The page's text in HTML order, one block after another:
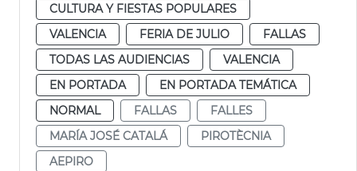
CULTURA Y FIESTAS POPULARES
VALENCIA
FERIA DE JULIO
FALLAS
TODAS LAS AUDIENCIAS
VALENCIA
EN PORTADA
EN PORTADA TEMÁTICA
NORMAL
FALLAS
FALLES
MARÍA JOSÉ CATALÁ
PIROTÈCNIA
AEPIRO